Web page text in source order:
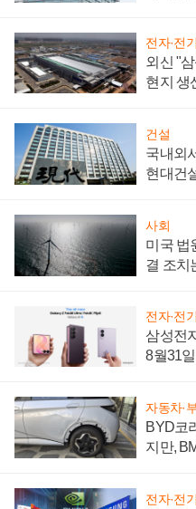
전자·전
외신 "
현지 생
건설
국내외
현대건
사회
미국 법
결 조치
전자·전
삼성전
8월31
자동차·
BYD코
지만,
전자·전